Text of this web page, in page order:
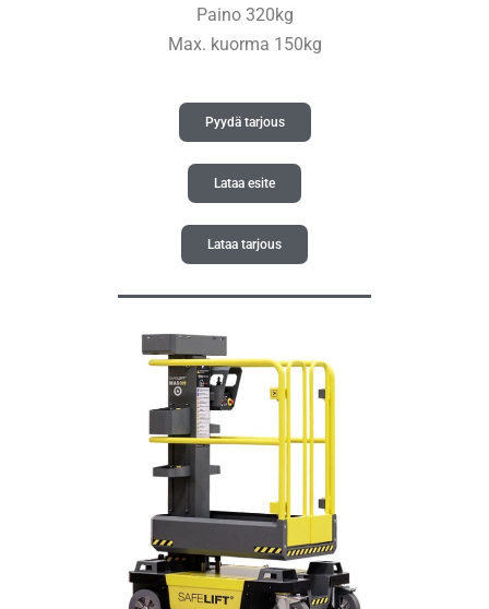
Paino 320kg
Max. kuorma 150kg
Pyydä tarjous
Lataa esite
Lataa tarjous